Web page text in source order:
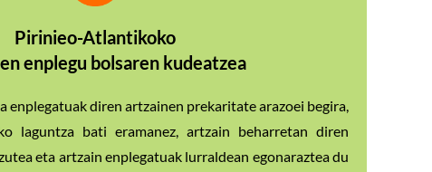
Pirinieo-Atlantikoko
enplegu bolsaren kudeatzea
enplegatuak diren artzainen prekaritate arazoei begira,
laguntza bati eramanez, artzain beharretan diren
eta artzain enplegatuak lurraldean egonaraztea du